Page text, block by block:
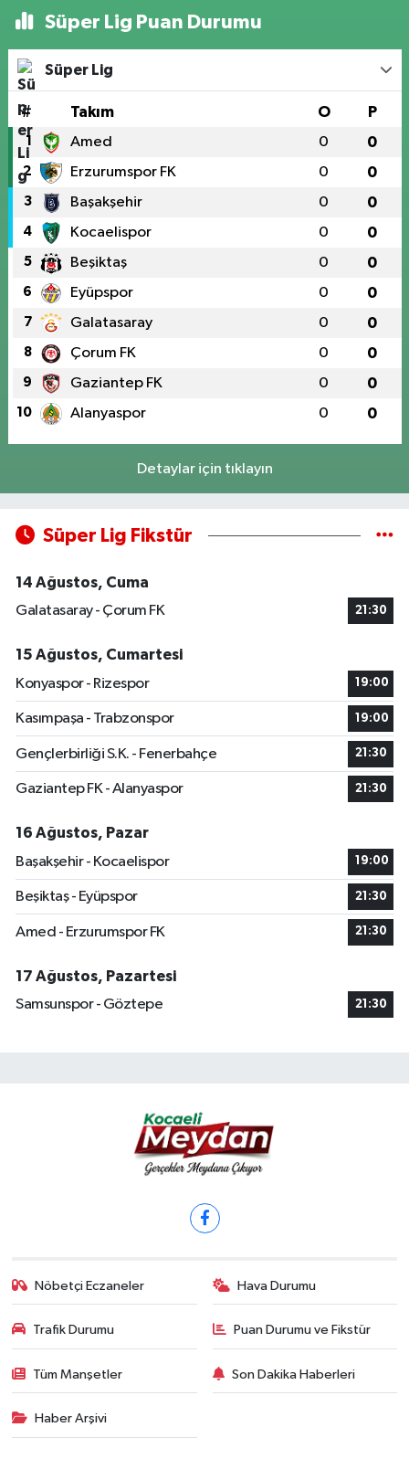
Süper Lig Puan Durumu
Süper Lig
# Takım O P
1 Amed 0 0
2 Erzurumspor FK 0 0
3 Başakşehir 0 0
4 Kocaelispor 0 0
5 Beşiktaş 0 0
6 Eyüpspor 0 0
7 Galatasaray 0 0
8 Çorum FK 0 0
9 Gaziantep FK 0 0
10 Alanyaspor 0 0
Detaylar için tıklayın
Süper Lig Fikstür
14 Ağustos, Cuma
Galatasaray - Çorum FK
21:30
15 Ağustos, Cumartesi
Konyaspor - Rizespor
19:00
Kasımpaşa - Trabzonspor 19:00
Gençlerbirliği S.K. - Fenerbahçe 21:30
Gaziantep FK - Alanyaspor 21:30
16 Ağustos, Pazar
Başakşehir - Kocaelispor
19:00
Beşiktaş - Eyüpspor 21:30
Amed - Erzurumspor FK 21:30
17 Ağustos, Pazartesi
Samsunspor - Göztepe
21:30
Nöbetçi Eczaneler Hava Durumu
Trafik Durumu Puan Durumu ve Fikstür
Tüm Manşetler Son Dakika Haberleri
Haber Arşivi